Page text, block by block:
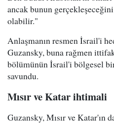
ancak bunun
olabilir."
Anlaşmanın resmen İsrail'i
Guzansky, buna rağmen
bölümünün İsrail'i bölgesel
savundu.
Mısır ve Katar ihtimali
Guzansky, Mısır ve Katar'ın